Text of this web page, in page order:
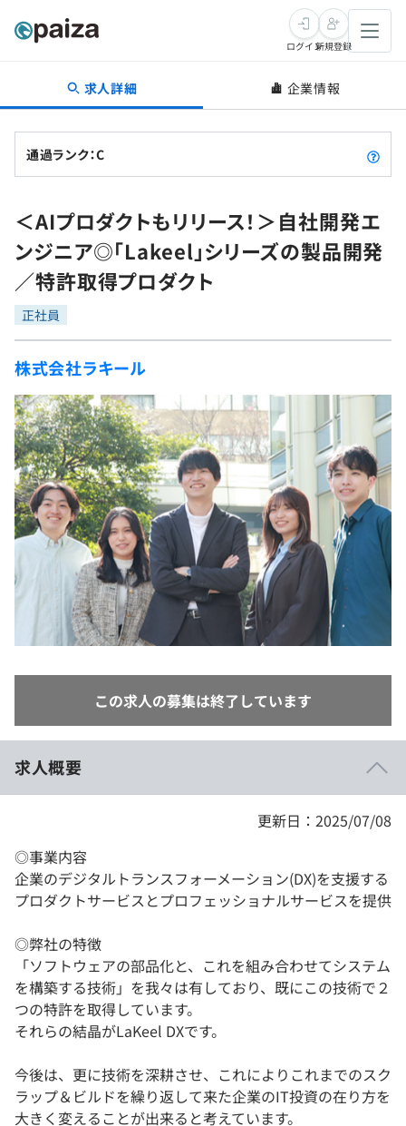
転職・キャリア
転職成功ガイド
転職エージェント
インタビュー
転職成功ガイド
新卒就活
求人検索
本選考
インターン
新卒エージェント
イベント・セミナー
インタビュー
就活成功ガイド
学習
問題集
4択課題
ナレッジ
リファレンス
プラン
個人向けプラン
法人向けプラン
学校向けプラン
プログラミング言語
評価結果一覧
再チャレンジ結果一覧
ゲーム・マンガ
Tech Team Journal
paiza times
note
paizaとは？
ログイン新規登録
求人詳細 企業情報
通過ランク：C
＜AIプロダクトもリリース！＞自社開発エ
ンジニア◎「Lakeel」シリーズの製品開発
／特許取得プロダクト
正社員
株式会社ラキール
この求人の募集は終了しています
求人概要
更新日：2025/07/08
◎事業内容
企業のデジタルトランスフォーメーション(DX)を支援する
プロダクトサービスとプロフェッショナルサービスを提供
◎弊社の特徴
「ソフトウェアの部品化と、これを組み合わせてシステム
を構築する技術」を我々は有しており、既にこの技術で２
つの特許を取得しています。
それらの結晶がLaKeel DXです。
今後は、更に技術を深耕させ、これによりこれまでのスク
ラップ＆ビルドを繰り返して来た企業のIT投資の在り方を
大きく変えることが出来ると考えています。